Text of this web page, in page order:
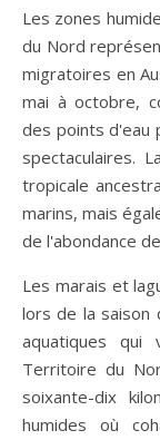
Les zones
du Nord
migratoires en
mai à octobre,
des points d'eau
spectaculaires.
tropicale
marins, mais
de l'abondance
Les marais et
lors de la saison
aquatiques qui
Territoire du
soixante-dix
humides où